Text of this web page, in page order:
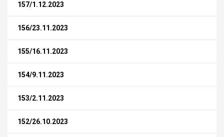
157/1.12.2023
156/23.11.2023
155/16.11.2023
154/9.11.2023
153/2.11.2023
152/26.10.2023